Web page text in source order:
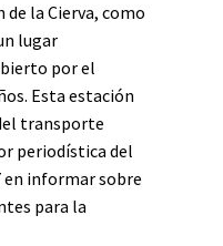
de la Cierva, como
lugar
por el
Esta estación
transporte
periodística del
en informar sobre
para la